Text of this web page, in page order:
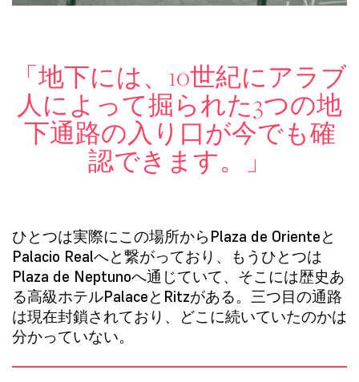
「地下には、10世紀にアラブ
人によって掘られた3つの地
下通路の入り口が今でも確
認できます。」
ひとつは実際にこの場所から Plaza de Orienteと
Palacio Realへと繋がっており、もうひとつは
Plaza de Neptunoへ通じていて、そこには歴史あ
る高級ホテルPalaceと Ritzがある。三つ目の通路
は現在封鎖されており、どこに続いていたのかは
分かっていない。